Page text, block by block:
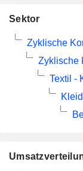
Sektor
Zyklische
Zyklische
Textil -